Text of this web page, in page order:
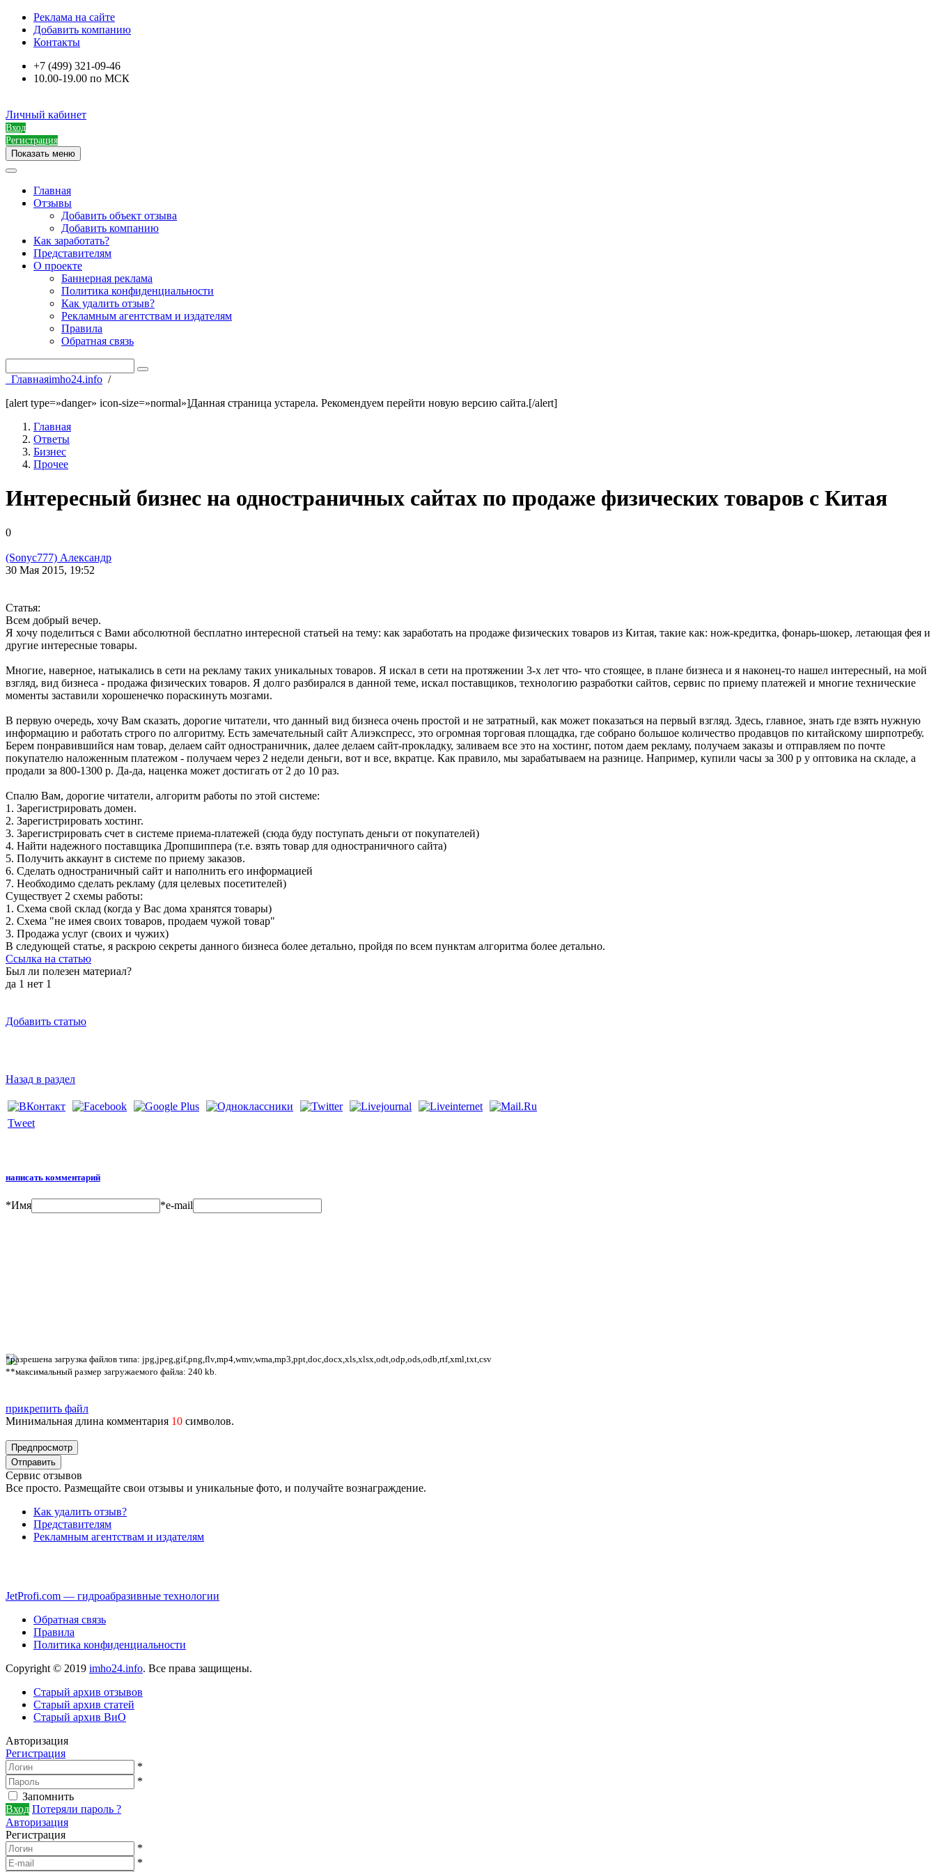
Реклама на сайте
Добавить компанию
Контакты
+7 (499) 321-09-46
10.00-19.00 по МСК
Личный кабинет
Вход
Регистрация
Показать меню
Главная
Отзывы
Добавить объект отзыва
Добавить компанию
Как заработать?
Представителям
О проекте
Баннерная реклама
Политика конфиденциальности
Как удалить отзыв?
Рекламным агентствам и издателям
Правила
Обратная связь
Главнаяimho24.info /
[alert type=»danger» icon-size=»normal»]Данная страница устарела. Рекомендуем перейти новую версию сайта.[/alert]
Главная
Ответы
Бизнес
Прочее
Интересный бизнес на одностраничных сайтах по продаже физических товаров с Китая
0
(Sonyc777) Александр
30 Мая 2015, 19:52
Статья:
Всем добрый вечер.
Я хочу поделиться с Вами абсолютной бесплатно интересной статьей на тему: как заработать на продаже физических товаров из Китая, такие как: нож-кредитка, фонарь-шокер, летающая фея и
другие интересные товары.
Многие, наверное, натыкались в сети на рекламу таких уникальных товаров. Я искал в сети на протяжении 3-х лет что- что стоящее, в плане бизнеса и я наконец-то нашел интересный, на мой
взгляд, вид бизнеса - продажа физических товаров. Я долго разбирался в данной теме, искал поставщиков, технологию разработки сайтов, сервис по приему платежей и многие технические
моменты заставили хорошенечко пораскинуть мозгами.
В первую очередь, хочу Вам сказать, дорогие читатели, что данный вид бизнеса очень простой и не затратный, как может показаться на первый взгляд. Здесь, главное, знать где взять нужную
информацию и работать строго по алгоритму. Есть замечательный сайт Алиэкспресс, это огромная торговая площадка, где собрано большое количество продавцов по китайскому ширпотребу.
Берем понравившийся нам товар, делаем сайт одностраничник, далее делаем сайт-прокладку, заливаем все это на хостинг, потом даем рекламу, получаем заказы и отправляем по почте
покупателю наложенным платежом - получаем через 2 недели деньги, вот и все, вкратце. Как правило, мы зарабатываем на разнице. Например, купили часы за 300 р у оптовика на складе, а
продали за 800-1300 р. Да-да, наценка может достигать от 2 до 10 раз.
Спалю Вам, дорогие читатели, алгоритм работы по этой системе:
1. Зарегистрировать домен.
2. Зарегистрировать хостинг.
3. Зарегистрировать счет в системе приема-платежей (сюда буду поступать деньги от покупателей)
4. Найти надежного поставщика Дропшиппера (т.е. взять товар для одностраничного сайта)
5. Получить аккаунт в системе по приему заказов.
6. Сделать одностраничный сайт и наполнить его информацией
7. Необходимо сделать рекламу (для целевых посетителей)
Существует 2 схемы работы:
1. Схема свой склад (когда у Вас дома хранятся товары)
2. Схема "не имея своих товаров, продаем чужой товар"
3. Продажа услуг (своих и чужих)
В следующей статье, я раскрою секреты данного бизнеса более детально, пройдя по всем пунктам алгоритма более детально.
Ссылка на статью
Был ли полезен материал?
да 1 нет 1
Добавить статью
Назад в раздел
Tweet
написать комментарий
*Имя *e-mail
*разрешена загрузка файлов типа: jpg,jpeg,gif,png,flv,mp4,wmv,wma,mp3,ppt,doc,docx,xls,xlsx,odt,odp,ods,odb,rtf,xml,txt,csv
**максимальный размер загружаемого файла: 240 kb.
прикрепить файл
Минимальная длина комментария 10 символов.
Сервис отзывов
Все просто. Размещайте свои отзывы и уникальные фото, и получайте вознаграждение.
Как удалить отзыв?
Представителям
Рекламным агентствам и издателям
JetProfi.com — гидроабразивные технологии
Обратная связь
Правила
Политика конфиденциальности
Copyright © 2019 imho24.info. Все права защищены.
Старый архив отзывов
Старый архив статей
Старый архив ВиО
Авторизация
Регистрация
*
*
Запомнить
Вход Потеряли пароль ?
Авторизация
Регистрация
*
*